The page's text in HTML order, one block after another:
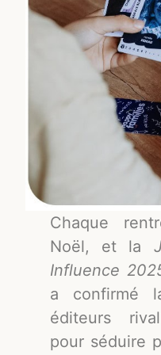
Chaque
Noël, et la
Influence
a confirmé
éditeurs
pour séduire